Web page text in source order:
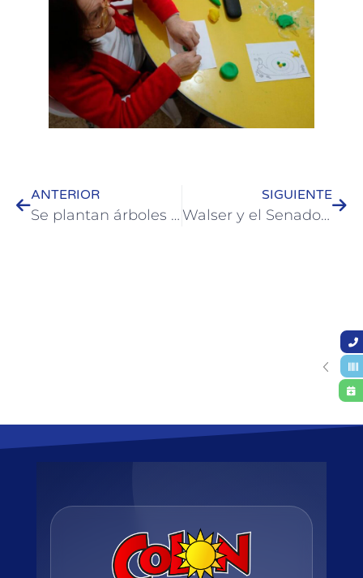
ANTERIOR
Se plantan árboles en distintos sectores de Colón
SIGUIENTE
Walser y el Senador Santa Cruz analizaron necesidades para la ciudad de Colón y el Departamento